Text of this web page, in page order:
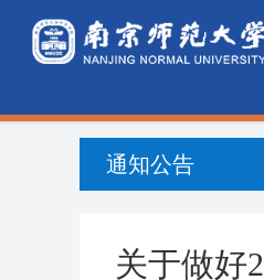
通知公告
关于做好